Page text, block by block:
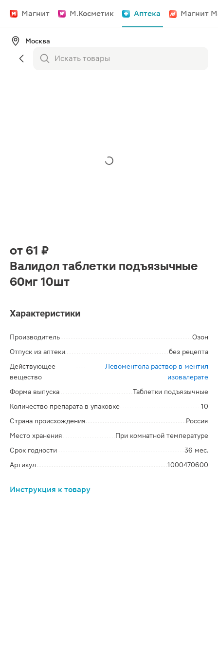
Магнит М.Косметик Аптека Магнит
Москва
от 61 ₽
Валидол таблетки подъязычные
60мг 10шт
Характеристики
Производитель
Озон
Отпуск из аптеки
без рецепта
Действующее
вещество
Левоментола раствор в ментил
изовалерате
Форма выпуска
Таблетки подъязычные
Количество препарата в упаковке
10
Страна происхождения
Россия
Место хранения
При комнатной температуре
Срок годности
36 мес.
Артикул
1000470600
Инструкция к товару